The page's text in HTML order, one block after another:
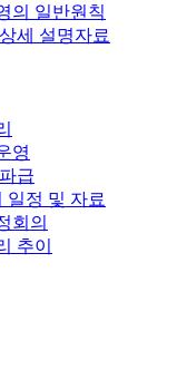
의 일반원칙
세 설명자료
영
급
일정 및 자료
회의
추이